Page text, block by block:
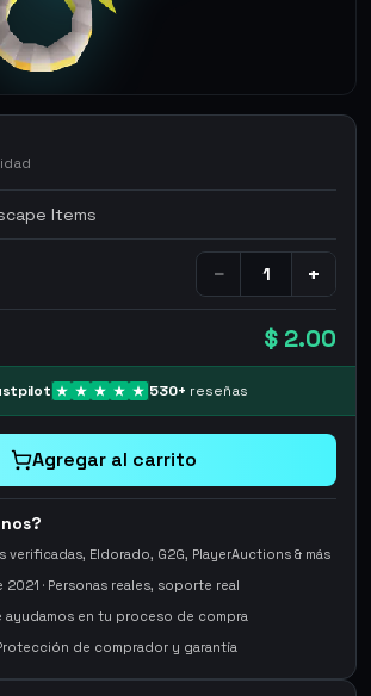
Items
− +
$ 2.00
530+ reseñas
Agregar al carrito
Eldorado, G2G, PlayerAuctions & más
· Personas reales, soporte real
ayudamos en tu proceso de compra
de comprador y garantía